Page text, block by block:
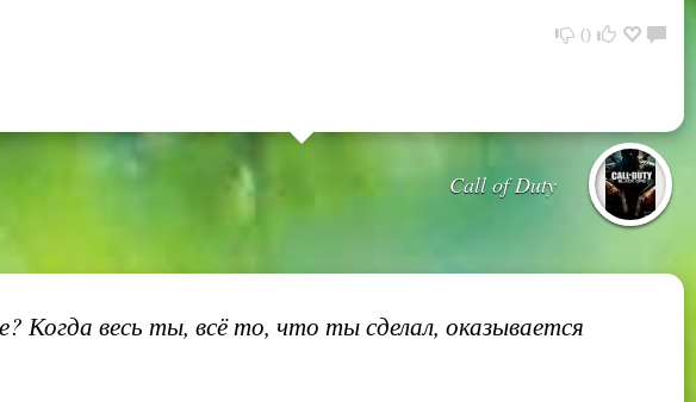
0
Call of Duty
весь ты, всё то, что ты сделал, оказывается